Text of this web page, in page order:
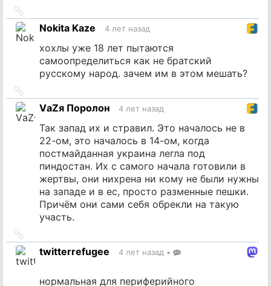
на
источник
Nokita Kaze 4 лет назад
хохлы уже 18 лет пытаются
самоопределиться как не братский
русскому народ. зачем им в этом мешать?
на
источник
VаZя Поролон 4 лет назад
Так запад их и стравил. Это началось не в
22-ом, это началось в 14-ом, когда
постмайданная украина легла под
пиндостан. Их с самого начала готовили в
жертвы, они нихрена ни кому не были нужны
на западе и в ес, просто разменные пешки.
Причём они сами себя обрекли на такую
участь.
на
источник
twitterrefugee 4 лет назад •
нормальная для периферийного